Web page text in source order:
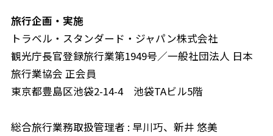
旅行企画・実施
トラベル・スタンダード・ジャパン株式会社
観光庁長官登録旅行業第1949号／一般社団法人 日本
旅行業協会 正会員
東京都豊島区池袋2-14-4 池袋TAビル5階
総合旅行業務取扱管理者 : 早川巧、新井 悠美